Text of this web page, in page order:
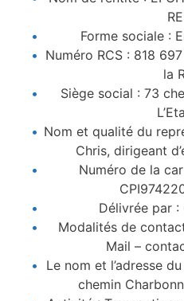
Forme sociale :
Numéro RCS : 818
la
Siège social : 73
Nom et qualité du
Chris, dirigeant
Numéro de la
Délivrée par :
Modalités de
Mail –
Le nom et l’adresse
chemin